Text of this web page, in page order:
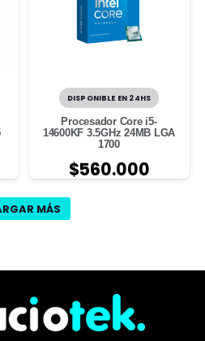
DISPONIBLE EN 24HS
Procesador Core i5-
14600KF 3.5GHz 24MB LGA
1700
$560.000
MÁS